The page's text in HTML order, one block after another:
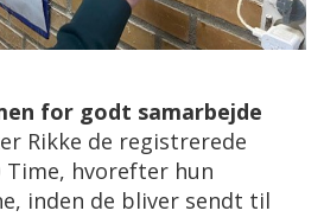
for godt samarbejde
Rikke de registrerede
Time, hvorefter hun
inden de bliver sendt til